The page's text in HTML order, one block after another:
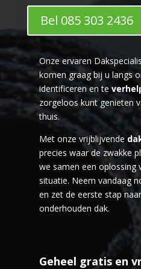
Bel 085 303 2436
Onze ervaren
komen graag bij u langs
identificeren en te
zorgeloos kunt genieten
thuis.
Met onze vrijblijvende
precies waar de zwakke
we samen een oplossing
situatie. Neem vandaag
en zet de eerste stap
onderhouden dak.
Geheel gratis en